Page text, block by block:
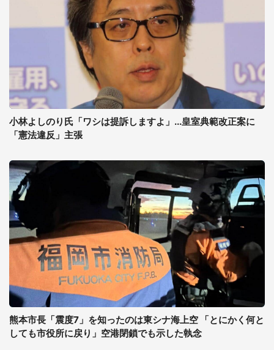
小林よしのり氏「ワシは提訴しますよ」...皇室典範改正案に
「憲法違反」主張
熊本市長「震度7」を知ったのは東シナ海上空 「とにかく何と
しても市役所に戻り」空港閉鎖でも示した執念